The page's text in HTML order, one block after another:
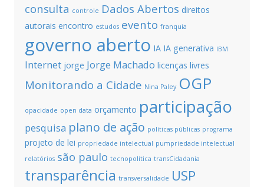
consulta controle Dados Abertos direitos
autorais encontro estudos evento franquia
governo aberto IA IA generativa IBM
Internet jorge Jorge Machado licenças livres
Monitorando a Cidade Nina Paley OGP
opacidade open data orçamento participação
pesquisa plano de ação políticas públicas programa
projeto de lei propriedade intelectual pumpriedade intelectual
relatórios são paulo tecnopolítica transCidadania
transparência transversalidade USP